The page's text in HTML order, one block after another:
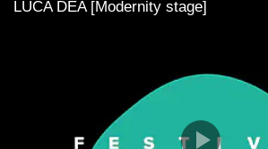
LUCA DEA [Modernity stage]